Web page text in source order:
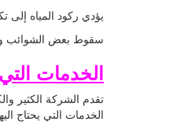
يؤدي ركود المياه إلى
سقوط بعض الشوائب
الخدمات
تقدم الشركة الكثير
الخدمات التي يحتاج